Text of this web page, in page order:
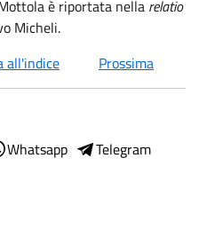
è riportata nella relatio
Micheli.
all'indice Prossima
Whatsapp
Telegram